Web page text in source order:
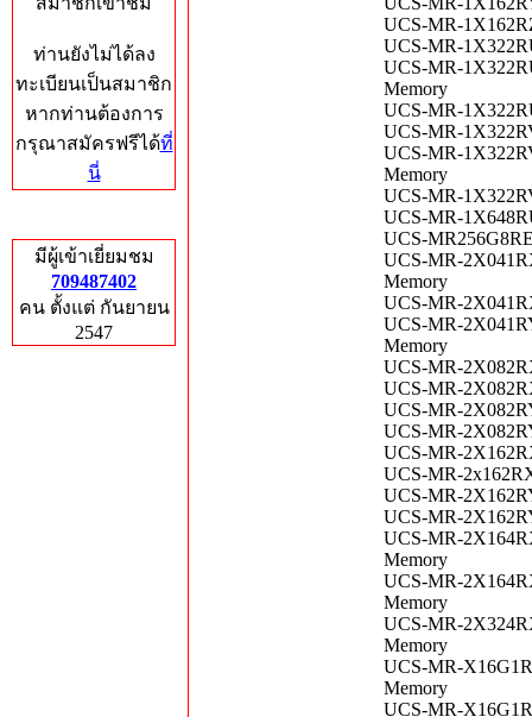
ท่านยังไม่ได้ลง
ทะเบียนเป็นสมาชิก
หากท่านต้องการ
กรุณาสมัครฟรีได้ที่
นี่
มีผู้เข้าเยี่ยมชม
709487402
คน ตั้งแต่ กันยายน
2547
UCS-MR-
UCS-MR-
UCS-MR-
Memory
UCS-MR-
UCS-MR-
UCS-MR-
Memory
UCS-MR-
UCS-MR-
UCS-
UCS-MR-
Memory
UCS-MR-
UCS-MR-
Memory
UCS-MR-
UCS-MR-
UCS-MR-
UCS-MR-
UCS-MR-
UCS-MR-
UCS-MR-
UCS-MR-
UCS-MR-
Memory
UCS-MR-
Memory
UCS-MR-
Memory
UCS-MR-
Memory
UCS-MR-